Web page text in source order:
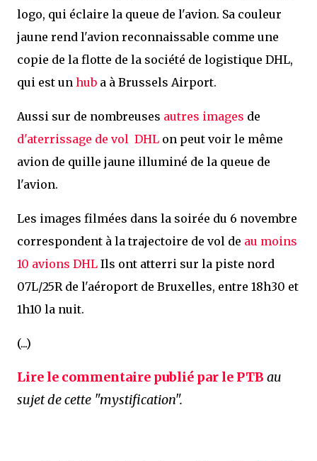
logo, qui éclaire la queue de l'avion. Sa couleur
jaune rend l'avion reconnaissable comme une
copie de la flotte de la société de logistique DHL,
qui est un hub a à Brussels Airport.
Aussi sur de nombreuses autres images de
d'aterrissage de vol DHL on peut voir le même
avion de quille jaune illuminé de la queue de
l'avion.
Les images filmées dans la soirée du 6 novembre
correspondent à la trajectoire de vol de au moins
10 avions DHL Ils ont atterri sur la piste nord
07L/25R de l'aéroport de Bruxelles, entre 18h30 et
1h10 la nuit.
(...)
Lire le commentaire publié par le PTB au
sujet de cette "mystification".